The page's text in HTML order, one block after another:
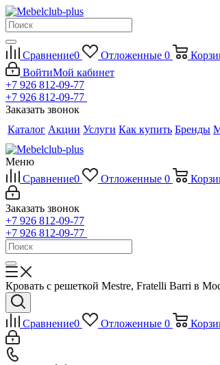
Сравнение0 Отложенные 0
ВойтиМой кабинет
+7 926 812-09-77
+7 926 812-09-77
Заказать звонок
Каталог Акции Услуги Как купить Бренды
Меню
Сравнение0 Отложенные 0
Заказать звонок
+7 926 812-09-77
+7 926 812-09-77
Кровать с решеткой Mestre, Fratelli Barri в
Сравнение0 Отложенные 0